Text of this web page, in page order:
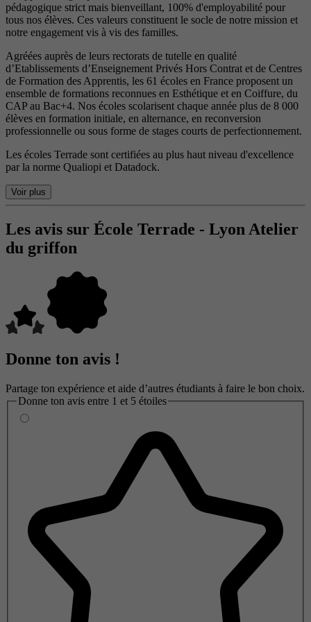
pédagogique strict mais bienveillant, 100% d'employabilité pour
tous nos élèves. Ces valeurs constituent le socle de notre mission et
notre engagement vis à vis des familles.
Agréées auprès de leurs rectorats de tutelle en qualité
d’Etablissements d’Enseignement Privés Hors Contrat et de Centres
de Formation des Apprentis, les 61 écoles en France proposent un
ensemble de formations reconnues en Esthétique et en Coiffure, du
CAP au Bac+4. Nos écoles scolarisent chaque année plus de 8 000
élèves en formation initiale, en alternance, en reconversion
professionnelle ou sous forme de stages courts de perfectionnement.
Les écoles Terrade sont certifiées au plus haut niveau d'excellence
par la norme Qualiopi et Datadock.
Voir plus
Les avis sur École Terrade - Lyon Atelier
du griffon
Donne ton avis !
Partage ton expérience et aide d’autres étudiants à faire le bon choix.
Donne ton avis entre 1 et 5 étoiles